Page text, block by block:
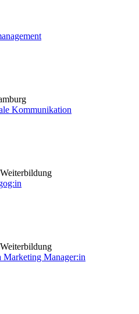
Kommunikation
Manager:in